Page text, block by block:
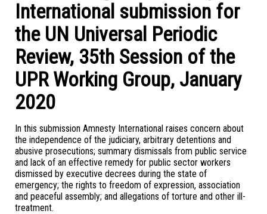
International submission for
the UN Universal Periodic
Review, 35th Session of the
UPR Working Group, January
2020
In this submission Amnesty International raises concern about
the independence of the judiciary, arbitrary detentions and
abusive prosecutions; summary dismissals from public service
and lack of an effective remedy for public sector workers
dismissed by executive decrees during the state of
emergency; the rights to freedom of expression, association
and peaceful assembly; and allegations of torture and other ill-
treatment.